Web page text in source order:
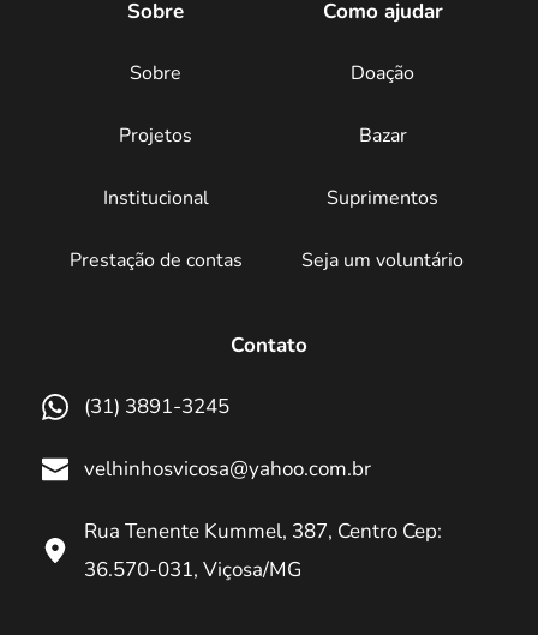
Sobre
Sobre
Projetos
Institucional
Prestação de contas
Como ajudar
Doação
Bazar
Suprimentos
Seja um voluntário
Contato
(31) 3891-3245
velhinhosvicosa@yahoo.com.br
Rua Tenente Kummel, 387, Centro Cep:
36.570-031, Viçosa/MG